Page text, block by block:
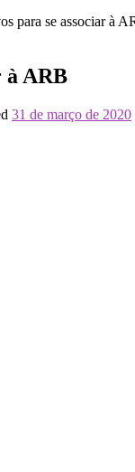
para se associar à
à ARB
31 de março de 2020